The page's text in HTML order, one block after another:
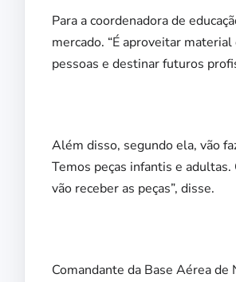
Para a coordenadora de
mercado. “É aproveitar
pessoas e destinar futuros
Além disso, segundo ela, vão
Temos peças infantis e
vão receber as peças”, disse.
Comandante da Base Aérea de